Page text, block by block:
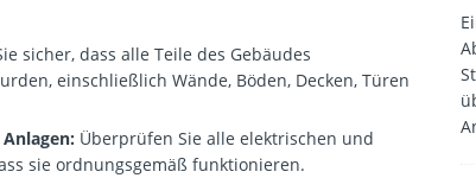
sicher, dass alle Teile des Gebäudes
einschließlich Wände, Böden, Decken, Türen
Überprüfen Sie alle elektrischen und
sie ordnungsgemäß funktionieren.